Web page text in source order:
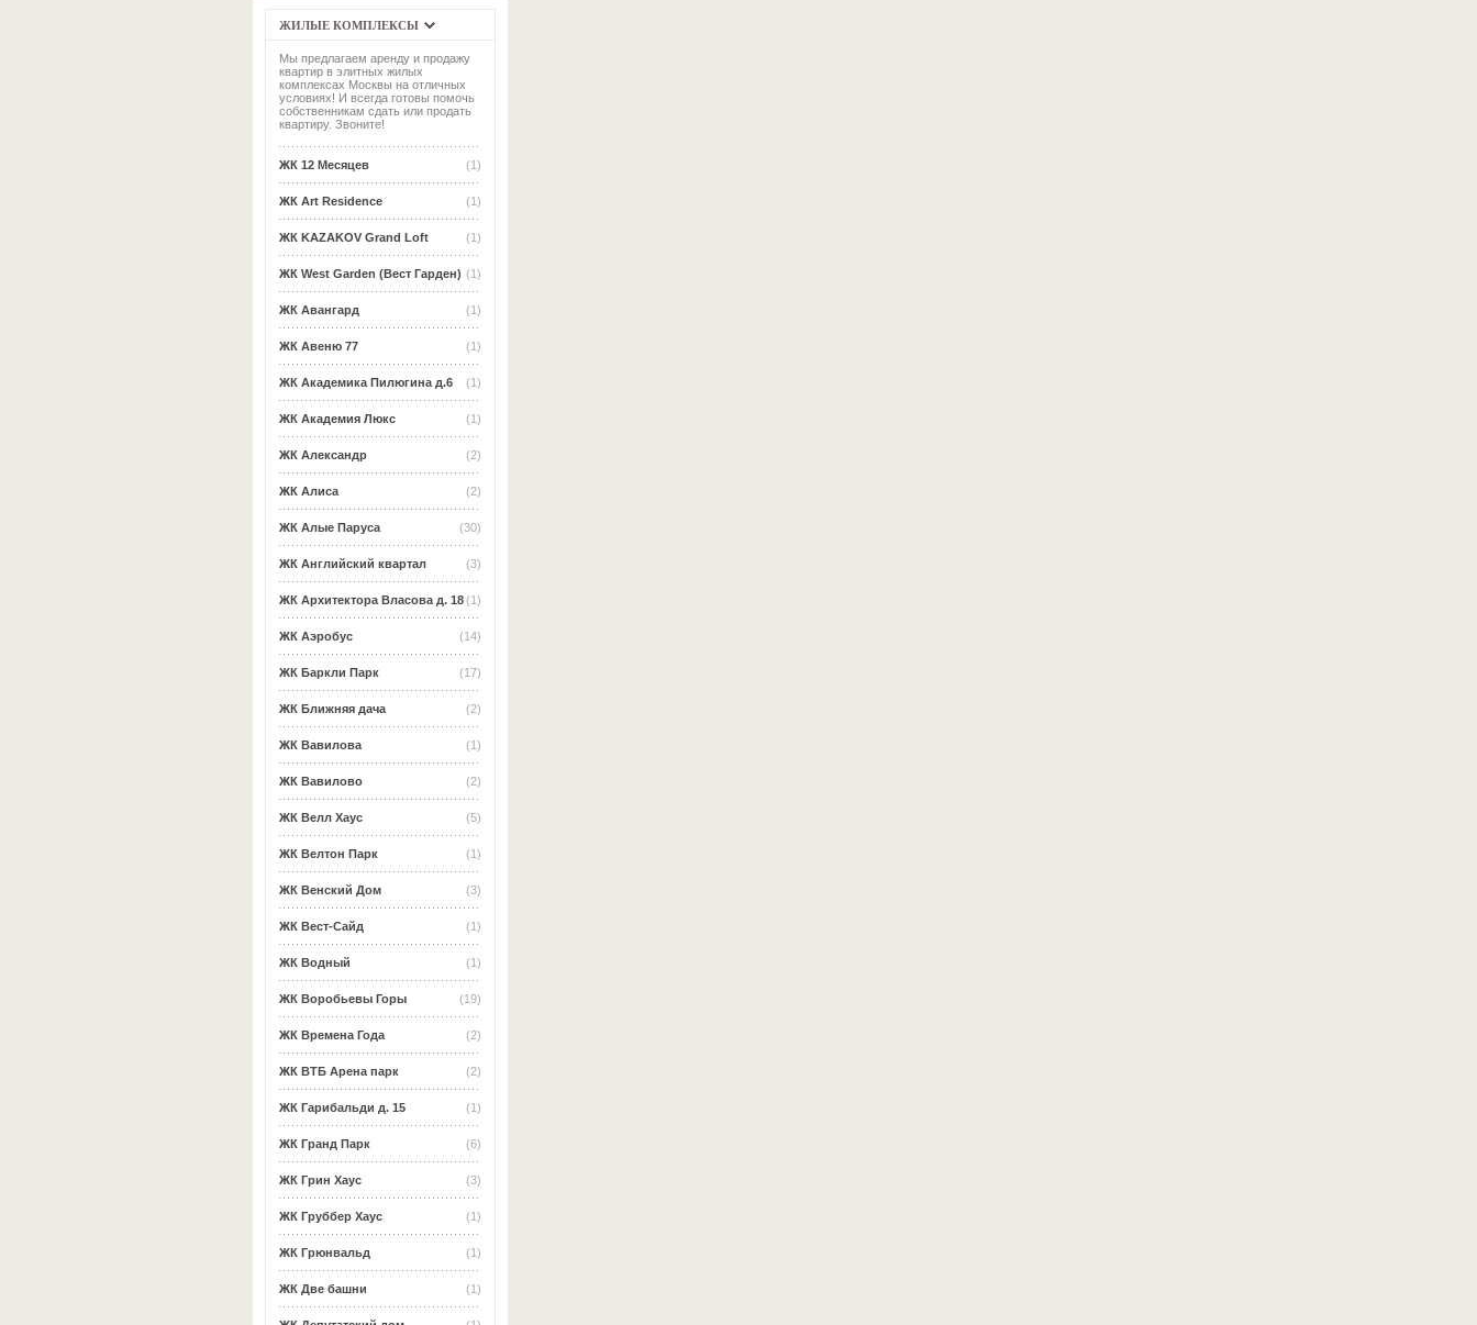
ЖИЛЫЕ КОМПЛЕКСЫ
Мы предлагаем аренду и продажу
квартир в элитных жилых
комплексах Москвы на отличных
условиях! И всегда готовы помочь
собственникам сдать или продать
квартиру. Звоните!
(1)
ЖК 12 Месяцев
(1)
ЖК Art Residence
(1)
ЖК KAZAKOV Grand Loft
(1)
ЖК West Garden (Вест Гарден)
(1)
ЖК Авангард
(1)
ЖК Авеню 77
(1)
ЖК Академика Пилюгина д.6
(1)
ЖК Академия Люкс
(2)
ЖК Александр
(2)
ЖК Алиса
(30)
ЖК Алые Паруса
(3)
ЖК Английский квартал
(1)
ЖК Архитектора Власова д. 18
(14)
ЖК Аэробус
(17)
ЖК Баркли Парк
(2)
ЖК Ближняя дача
(1)
ЖК Вавилова
(2)
ЖК Вавилово
(5)
ЖК Велл Хаус
(1)
ЖК Велтон Парк
(3)
ЖК Венский Дом
(1)
ЖК Вест-Сайд
(1)
ЖК Водный
(19)
ЖК Воробьевы Горы
(2)
ЖК Времена Года
(2)
ЖК ВТБ Арена парк
(1)
ЖК Гарибальди д. 15
(6)
ЖК Гранд Парк
(3)
ЖК Грин Хаус
(1)
ЖК Груббер Хаус
(1)
ЖК Грюнвальд
(1)
ЖК Две башни